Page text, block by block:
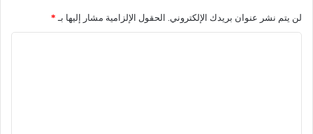
لن يتم نشر عنوان بريدك الإلكتروني. الحقول الإلزامية مشار إليها بـ *